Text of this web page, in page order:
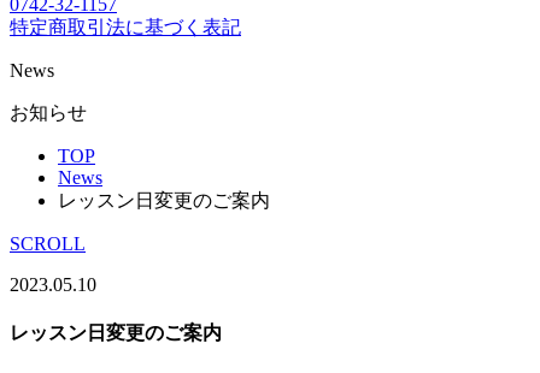
0742-32-1157
特定商取引法に基づく表記
News
お知らせ
TOP
News
レッスン日変更のご案内
SCROLL
2023.05.10
レッスン日変更のご案内